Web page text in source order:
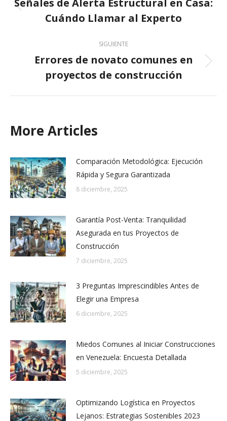
Previous
post:
Señales de Alerta Estructural en Casa:
Cuándo Llamar al Experto
SIGUIENTE
Next
post:
Errores de novato comunes en
proyectos de construcción
More Articles
Comparación Metodológica: Ejecución
Rápida y Segura Garantizada
8 diciembre, 2025
Garantía Post-Venta: Tranquilidad
Asegurada en tus Proyectos de
Construcción
7 diciembre, 2025
3 Preguntas Imprescindibles Antes de
Elegir una Empresa
6 diciembre, 2025
Miedos Comunes al Iniciar Construcciones
en Venezuela: Encuesta Detallada
5 diciembre, 2025
Optimizando Logística en Proyectos
Lejanos: Estrategias Sostenibles 2023